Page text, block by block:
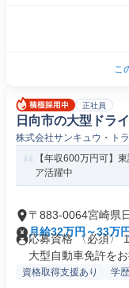
こ
正社員
日向市の大型ドラ
株式会社サンキュウ・ト
【年収600万円可】
ア活躍中
〒883-0064宮崎県
月給32万円～33万円
応募資格 〈必須〉
大型自動車免許をお
資格取得支援あり 学